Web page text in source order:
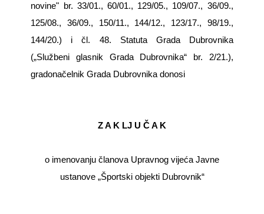
novine" br. 33/01., 60/01., 129/05., 109/07., 36/09.,
125/08., 36/09., 150/11., 144/12., 123/17., 98/19.,
144/20.) i čl. 48. Statuta Grada Dubrovnika
(„Službeni glasnik Grada Dubrovnika“ br. 2/21.),
gradonačelnik Grada Dubrovnika donosi
Z A K LJ U Č A K
o imenovanju članova Upravnog vijeća Javne
ustanove „Športski objekti Dubrovnik“